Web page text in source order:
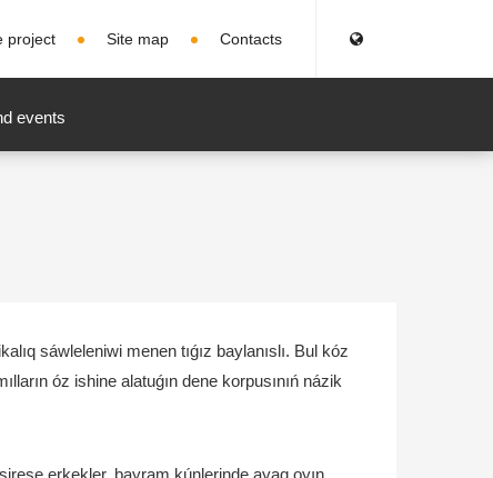
project Site map Contacts
events
sáwleleniwi menen tıǵız baylanıslı. Bul kóz
óz ishine alatuǵın dene korpusınıń názik
erkekler, bayram kúnlerinde ayaq oyın